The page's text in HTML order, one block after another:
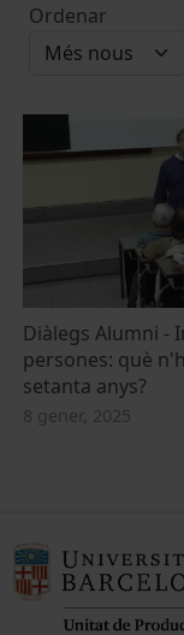
Ordenar
Diàlegs Alumni -
persones: què
setanta anys?
8 gener, 2025